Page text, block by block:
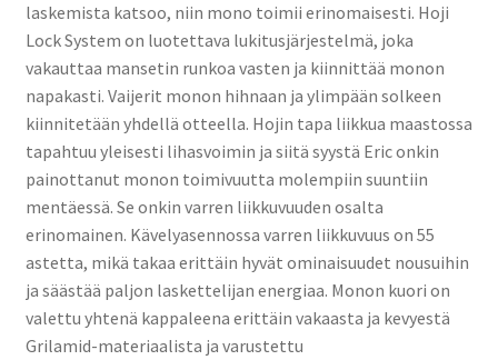
laskemista katsoo, niin mono toimii erinomaisesti. Hoji
Lock System on luotettava lukitusjärjestelmä, joka
vakauttaa mansetin runkoa vasten ja kiinnittää monon
napakasti. Vaijerit monon hihnaan ja ylimpään solkeen
kiinnitetään yhdellä otteella. Hojin tapa liikkua maastossa
tapahtuu yleisesti lihasvoimin ja siitä syystä Eric onkin
painottanut monon toimivuutta molempiin suuntiin
mentäessä. Se onkin varren liikkuvuuden osalta
erinomainen. Kävelyasennossa varren liikkuvuus on 55
astetta, mikä takaa erittäin hyvät ominaisuudet nousuihin
ja säästää paljon laskettelijan energiaa. Monon kuori on
valettu yhtenä kappaleena erittäin vakaasta ja kevyestä
Grilamid-materiaalista ja varustettu